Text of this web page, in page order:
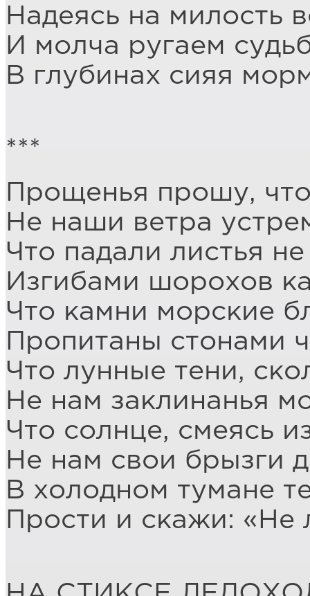
Надеясь на милость
И молча ругаем
В глубинах сияя
***
Прощенья прошу,
Не наши ветра
Что падали листья
Изгибами шорохов
Что камни морские
Пропитаны стонами
Что лунные тени,
Не нам заклинанья
Что солнце, смеясь
Не нам свои брызги
В холодном тумане
Прости и скажи: «Не